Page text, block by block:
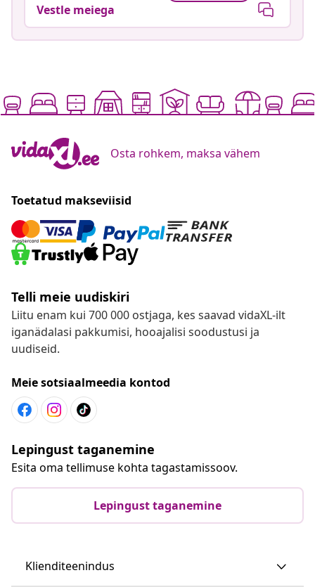
Vestle meiega
Osta rohkem, maksa vähem
Toetatud makseviisid
Telli meie uudiskiri
Liitu enam kui 700 000 ostjaga, kes saavad vidaXL-ilt
iganädalasi pakkumisi, hooajalisi soodustusi ja
uudiseid.
Meie sotsiaalmeedia kontod
Lepingust taganemine
Esita oma tellimuse kohta tagastamissoov.
Lepingust taganemine
Klienditeenindus